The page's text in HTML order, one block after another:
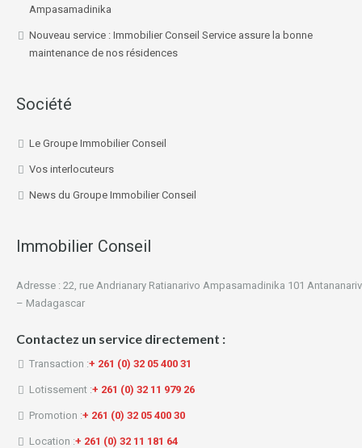
Ampasamadinika
Nouveau service : Immobilier Conseil Service assure la bonne
maintenance de nos résidences
Société
Le Groupe Immobilier Conseil
Vos interlocuteurs
News du Groupe Immobilier Conseil
Immobilier Conseil
Adresse : 22, rue Andrianary Ratianarivo Ampasamadinika 101
– Madagascar
Contactez un service directement :
Transaction :+ 261 (0) 32 05 400 31
Lotissement :+ 261 (0) 32 11 979 26
Promotion :+ 261 (0) 32 05 400 30
Location :+ 261 (0) 32 11 181 64